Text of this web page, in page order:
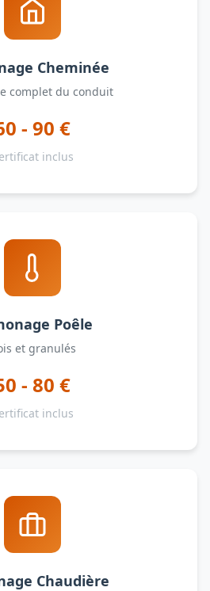
Cheminée
complet du conduit
- 90 €
inclus
Poêle
et granulés
- 80 €
inclus
Chaudière